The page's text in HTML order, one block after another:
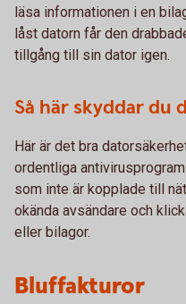
läsa informationen i en
låst datorn får den
tillgång till sin dator igen.
Så här skyddar du
Här är det bra
ordentliga
som inte är kopplade till
okända avsändare och
eller bilagor.
Bluffakturor